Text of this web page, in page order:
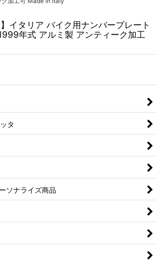
】イタリア バイク用ナンバープレート
年式 アルミ製 アンティーク加工
タ
ソナライズ商品